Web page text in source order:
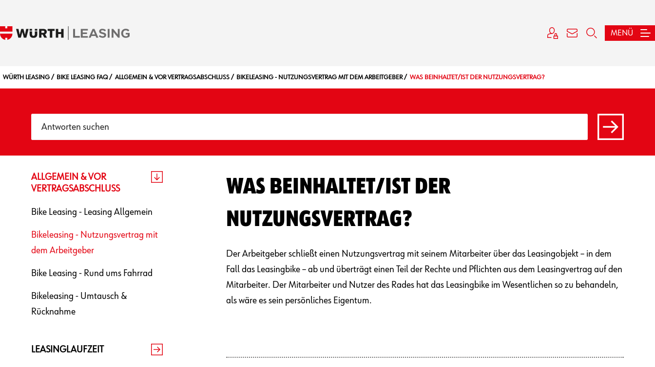
MENÜ
WÜRTH LEASING BIKE LEASING FAQ ALLGEMEIN & VOR VERTRAGSABSCHLUSS BIKELEASING - NUTZUNGSVERTRAG MIT DEM ARBEITGEBER WAS BEINHALTET/IST DER NUTZUNGSVERTRAG?
WAS BEINHALTET/IST DER
NUTZUNGSVERTRAG?
Der Arbeitgeber schließt einen Nutzungsvertrag mit seinem Mitarbeiter über das Leasingobjekt – in dem
Fall das Leasingbike – ab und überträgt einen Teil der Rechte und Pflichten aus dem Leasingvertrag auf den
Mitarbeiter. Der Mitarbeiter und Nutzer des Rades hat das Leasingbike im Wesentlichen so zu behandeln,
als wäre es sein persönliches Eigentum.
ALLGEMEIN & VOR
VERTRAGSABSCHLUSS
Bike Leasing - Leasing Allgemein
Bikeleasing - Nutzungsvertrag mit
dem Arbeitgeber
Bike Leasing - Rund ums Fahrrad
Bikeleasing - Umtausch &
Rücknahme
LEASINGLAUFZEIT